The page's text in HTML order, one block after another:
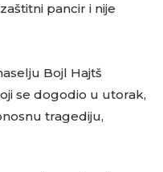
pancir i nije
Bojl Hajtš
se dogodio u utorak,
tragediju,